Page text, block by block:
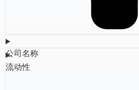
公司名称
流动性